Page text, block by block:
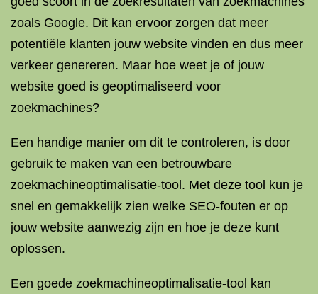
zoals Google. Dit kan ervoor zorgen dat meer
potentiële klanten jouw website vinden en dus meer
verkeer genereren. Maar hoe weet je of jouw
website goed is geoptimaliseerd voor
zoekmachines?
Een handige manier om dit te controleren, is door
gebruik te maken van een betrouwbare
zoekmachineoptimalisatie-tool. Met deze tool kun je
snel en gemakkelijk zien welke SEO-fouten er op
jouw website aanwezig zijn en hoe je deze kunt
oplossen.
Een goede zoekmachineoptimalisatie-tool kan